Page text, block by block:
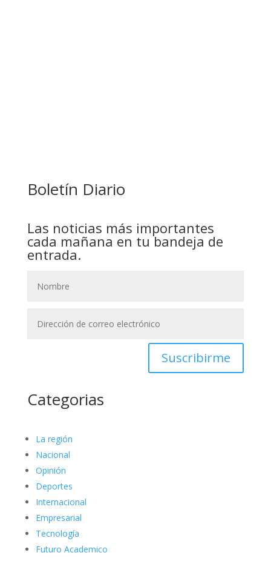
Boletín Diario
Las noticias más importantes
cada mañana en tu bandeja de
entrada.
Suscribirme
Categorias
La región
Nacional
Opinión
Deportes
Internacional
Empresarial
Tecnología
Futuro Academico